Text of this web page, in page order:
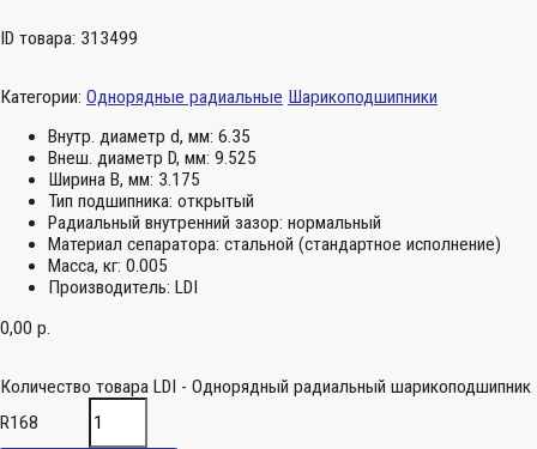
ID товара: 313499
Категории: Однорядные радиальные Шарикоподшипники
Внутр. диаметр d, мм: 6.35
Внеш. диаметр D, мм: 9.525
Ширина B, мм: 3.175
Тип подшипника: открытый
Радиальный внутренний зазор: нормальный
Материал сепаратора: стальной (стандартное исполнение)
Масса, кг: 0.005
Производитель: LDI
0,00 р.
Количество товара LDI - Однорядный радиальный шарикоподшипник
R168